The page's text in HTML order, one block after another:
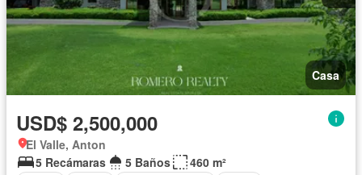
Casa
USD$ 2,500,000
El Valle, Anton
5 Recámaras
5 Baños
460 m²